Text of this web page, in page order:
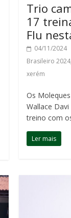
Trio
17
Flu
04/11/2024
Brasileiro 2024
xerém
Os
Wallace
treino com
Ler mais